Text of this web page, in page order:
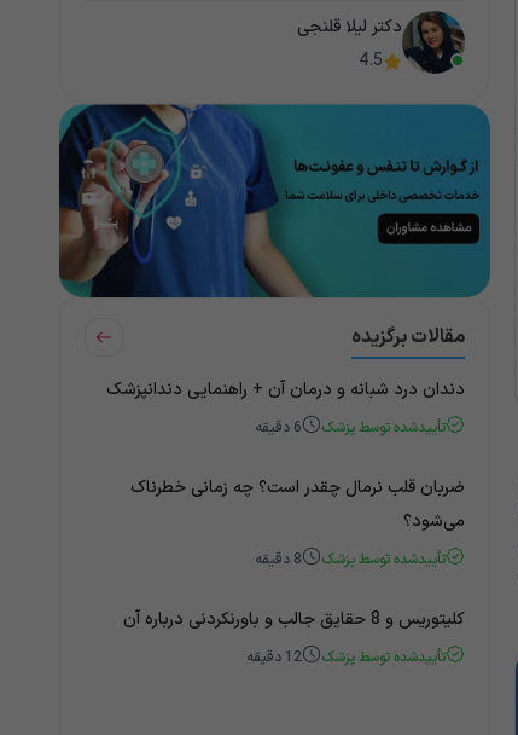
دکتر لیلا قلنجی
4.5
مقالات برگزیده
دندان درد شبانه و درمان آن + راهنمایی دندانپزشک
تأییدشده توسط پزشک 6 دقیقه
ضربان قلب نرمال چقدر است؟ چه زمانی خطرناک
می‌شود؟
تأییدشده توسط پزشک 8 دقیقه
کلیتوریس و 8 حقایق جالب و باورنکردنی درباره آن
تأییدشده توسط پزشک 12 دقیقه